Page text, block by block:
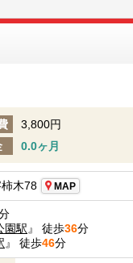
3,800円
0.0ヶ月
木78 MAP
園駅 』 徒歩36分
』 徒歩46分